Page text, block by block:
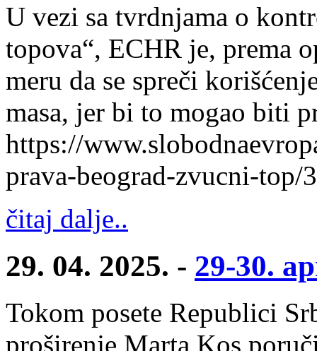
U vezi sa tvrdnjama o
topova“, ECHR je, prema
meru da se spreči
masa, jer bi to mogao biti
https://
prava-beograd-zvucni-top/
čitaj dalje..
29. 04. 2025. - 29-30.
Tokom posete Republici
proširenje Marta Kos